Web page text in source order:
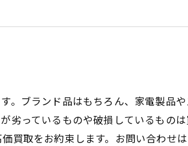
。ブランド品はもちろん、家電製品
劣っているものや破損しているもの
買取をお約束します。お問い合わせ